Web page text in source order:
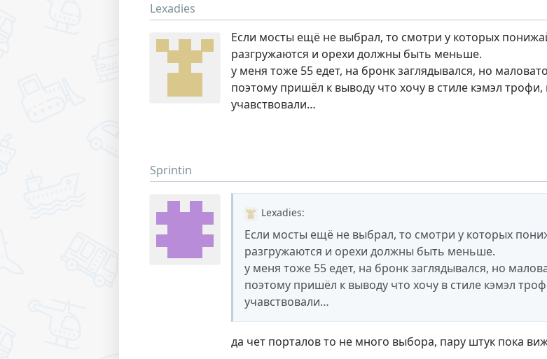
Lexadies
Если мосты ещё не выбрал, то смотри у которых
разгружаются и орехи должны быть меньше.
у меня тоже 55 едет, на бронк заглядывался, но
поэтому пришёл к выводу что хочу в стиле кэмэл
учавствовали…
Sprintin
Lexadies:
Если мосты ещё не выбрал, то смотри у которых
разгружаются и орехи должны быть меньше.
у меня тоже 55 едет, на бронк заглядывался, но
поэтому пришёл к выводу что хочу в стиле кэмэл
учавствовали…
да чет порталов то не много выбора, пару штук пока